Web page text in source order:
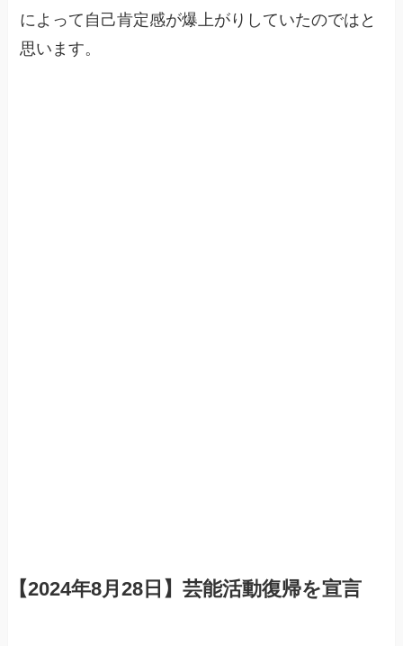
によって自己肯定感が爆上がりしていたのではと
思います。
【2024年8月28日】芸能活動復帰を宣言